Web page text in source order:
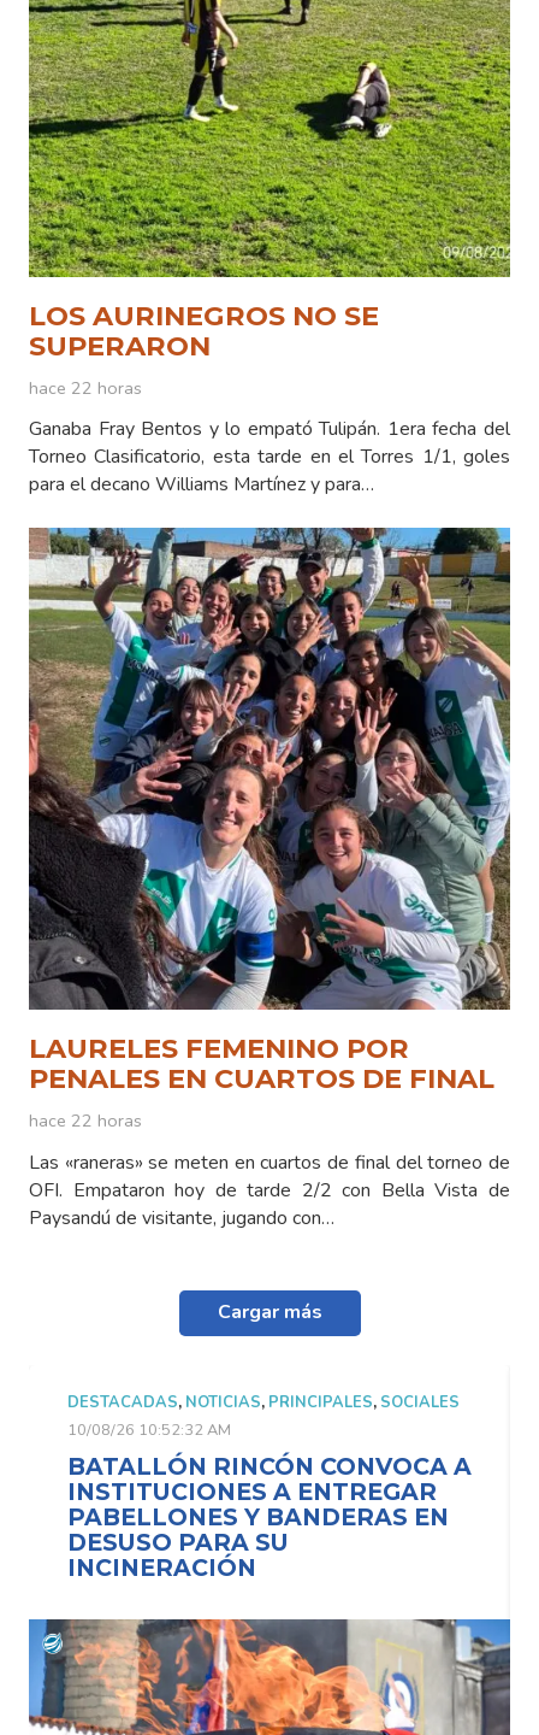
LOS AURINEGROS NO SE
SUPERARON
hace 22 horas
Ganaba Fray Bentos y lo empató Tulipán. 1era fecha del
Torneo Clasificatorio, esta tarde en el Torres 1/1, goles
para el decano Williams Martínez y para…
LAURELES FEMENINO POR
PENALES EN CUARTOS DE FINAL
hace 22 horas
Las «raneras» se meten en cuartos de final del torneo de
OFI. Empataron hoy de tarde 2/2 con Bella Vista de
Paysandú de visitante, jugando con…
Cargar más
DESTACADAS, NOTICIAS, PRINCIPALES, SOCIALES
10/08/26 10:52:32 AM
BATALLÓN RINCÓN CONVOCA A
INSTITUCIONES A ENTREGAR
PABELLONES Y BANDERAS EN
DESUSO PARA SU
INCINERACIÓN